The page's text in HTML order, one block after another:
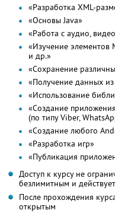
«Разработка XML-
«Основы Java»
«Работа с аудио,
«Изучение элементов
и др.»
«Сохранение
«Получение данных
«Использование
«Создание
(по типу Viber,
«Создание любого
«Разработка игр»
«Публикация
Доступ к курсу не
безлимитным и
После прохождения
открытым